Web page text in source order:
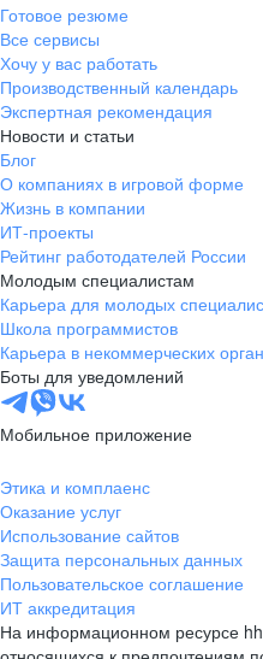
Готовое резюме
Все сервисы
Хочу у вас работать
Производственный календарь
Экспертная рекомендация
Новости и статьи
Блог
О компаниях в игровой форме
Жизнь в компании
ИТ-проекты
Рейтинг работодателей России
Молодым специалистам
Карьера для молодых
Школа программистов
Карьера в некоммерческих
Боты для уведомлений
Мобильное приложение
Этика и комплаенс
Оказание услуг
Использование сайтов
Защита персональных данных
Пользовательское соглашение
ИТ аккредитация
На информационном ресурсе